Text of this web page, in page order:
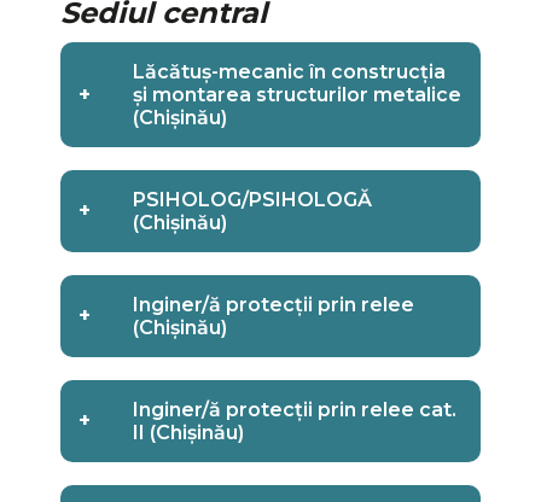
Sediul central
+
Lăcătuș-mecanic în construcția
și montarea structurilor metalice
(Chișinău)
+
PSIHOLOG/PSIHOLOGĂ
(Chișinău)
+
Inginer/ă protecții prin relee
(Chișinău)
+
Inginer/ă protecții prin relee cat.
II (Chișinău)